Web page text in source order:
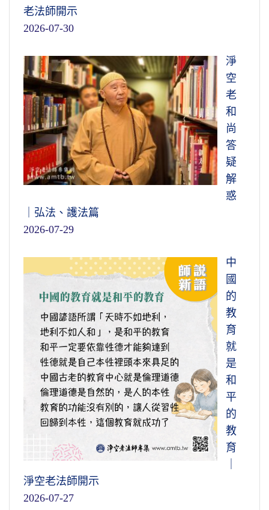
老法師開示
2026-07-30
淨
空
老
和
尚
答
疑
解
惑
｜弘法、護法篇
2026-07-29
中
國
的
教
育
就
是
和
平
的
教
育
淨空老法師開示
2026-07-27